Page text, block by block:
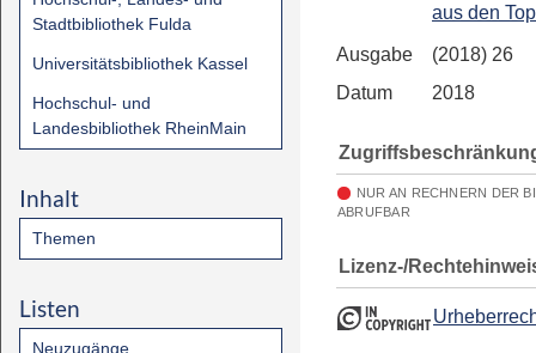
Stadtbibliothek Fulda
Universitätsbibliothek Kassel
Hochschul- und
Landesbibliothek RheinMain
Inhalt
Themen
Listen
Neuzugänge
aus den
Ausgabe
(2018) 26
Datum
2018
NUR AN RECHNERN DER
ABRUFBAR
Lizenz-/